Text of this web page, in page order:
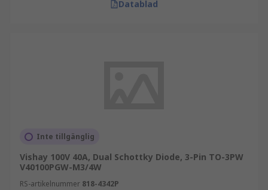
Datablad
Inte tillgänglig
Vishay 100V 40A, Dual Schottky Diode, 3-Pin TO-3PW
V40100PGW-M3/4W
RS-artikelnummer 818-4342P